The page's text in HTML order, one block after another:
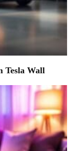
Tesla Wall